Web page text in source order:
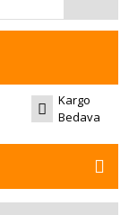
Kargo
Bedava